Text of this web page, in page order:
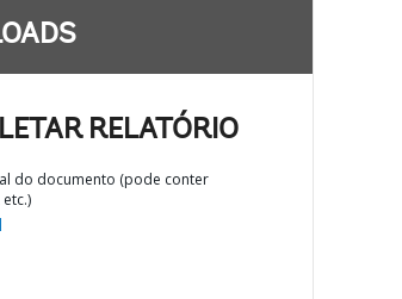
RELATÓRIO
do documento (pode conter